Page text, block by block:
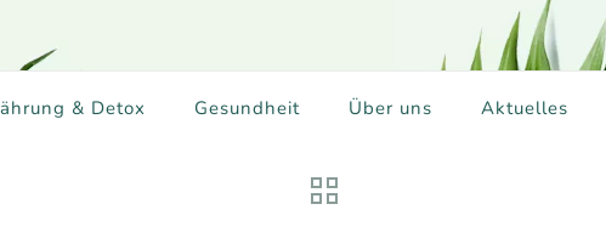
& Detox Gesundheit Über uns Aktuelles